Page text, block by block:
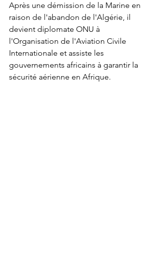
Après une démission de la Marine en
raison de l'abandon de l'Algérie, il
devient diplomate ONU à
l'Organisation de l'Aviation Civile
Internationale et assiste les
gouvernements africains à garantir la
sécurité aérienne en Afrique.